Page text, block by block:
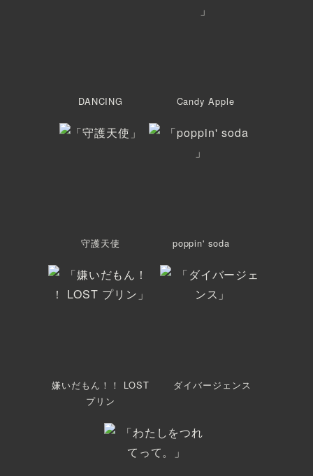
DANCING Candy Apple
守護天使 poppin' soda
嫌いだもん！！ LOST
プリン
ダイバージェンス